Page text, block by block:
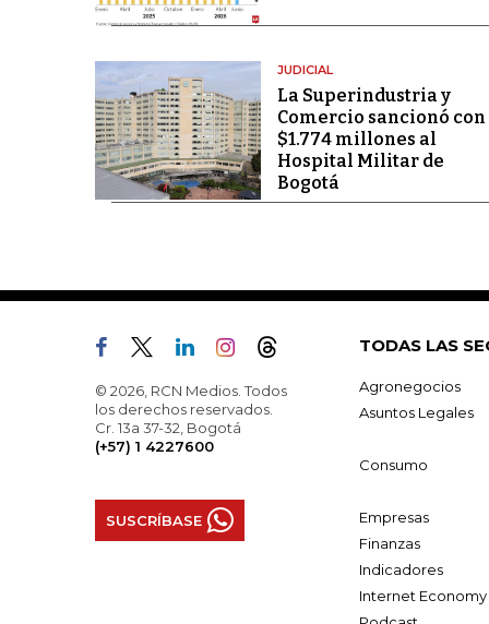
JUDICIAL
La Superindustria y
Comercio sancionó con
$1.774 millones al
Hospital Militar de
Bogotá
© 2026, RCN Medios. Todos
los derechos reservados.
Cr. 13a 37-32, Bogotá
(+57) 1 4227600
SUSCRÍBASE
TODAS LAS
Agronegocios
Asuntos Legales
Consumo
Empresas
Finanzas
Indicadores
Internet Economy